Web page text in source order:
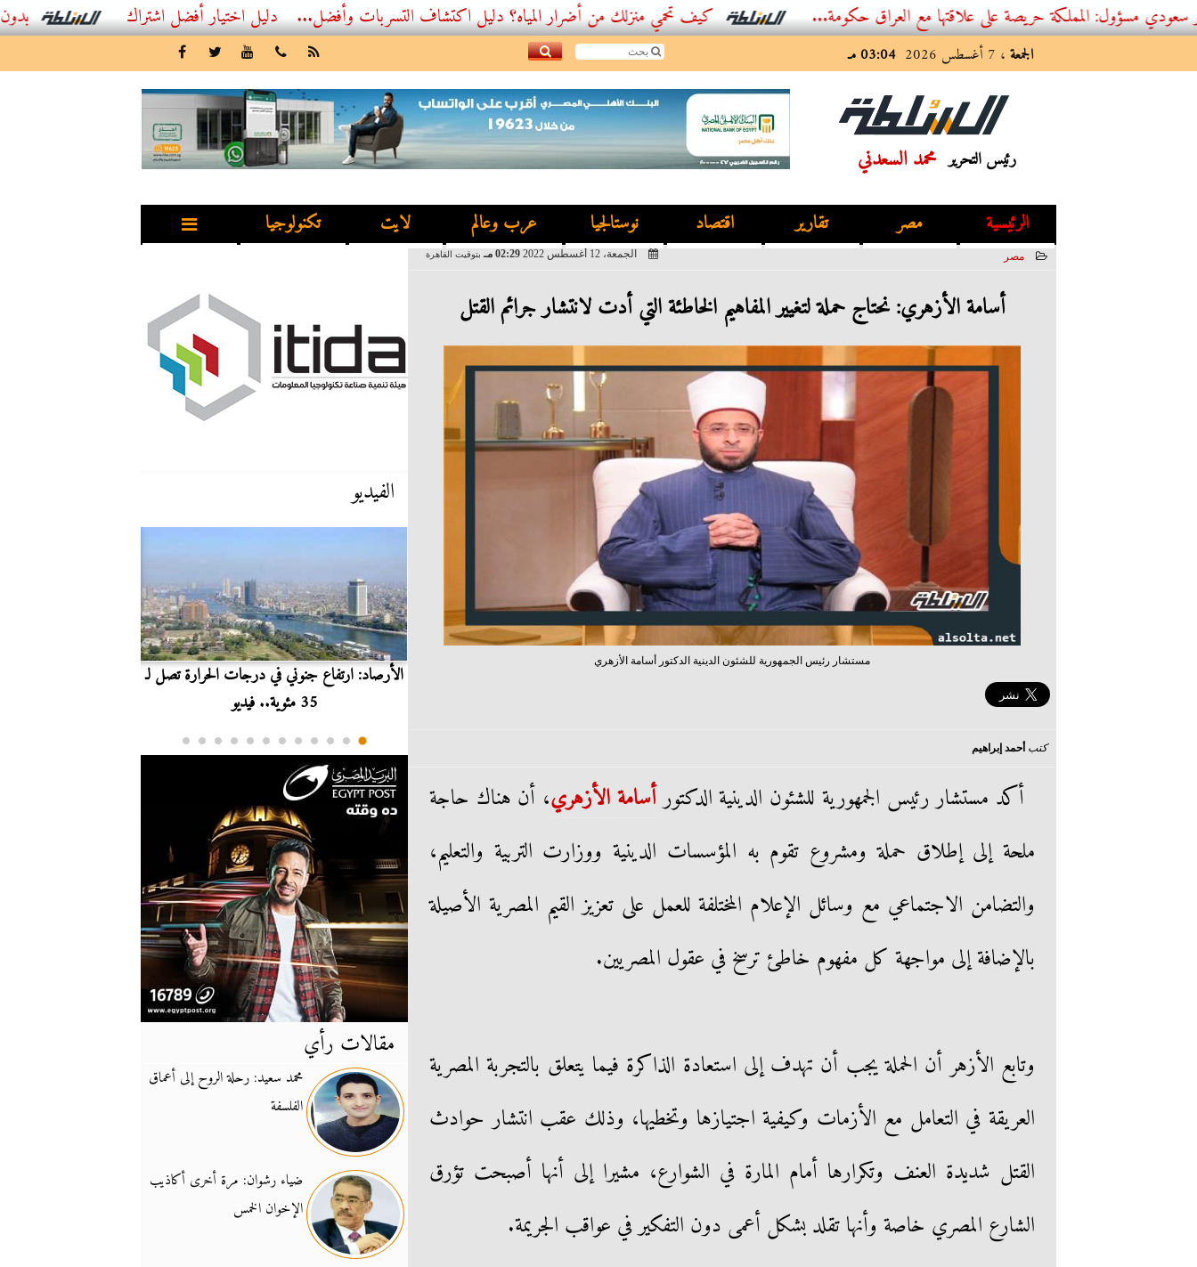
أفضل اشتراك IPTV بدون تقطيع 2026 – دليل المشاهد العصري المملكة حريصة على علاقتها مع العراق حكومة... كيف تحمي منزلك من أضرار المياه؟ دليل اكتشاف التسربات وأفضل...
الجمعة ، 7 أغسطس 2026 03:04 مـ
رئيس التحرير محمد السعدني
الرئيسية مصر تقارير اقتصاد نوستالجيا عرب وعالم لايت تكنولوجيا
مصر الجمعة، 12 أغسطس 2022 02:29 مـ بتوقيت القاهرة
أسامة الأزهري: نحتاج حملة لتغيير المفاهيم الخاطئة التي أدت لانتشار جرائم القتل
مستشار رئيس الجمهورية للشئون الدينية الدكتور أسامة الأزهري
كتب أحمد إبراهيم
أكد مستشار رئيس الجمهورية للشئون الدينية الدكتورأسامةالأزهري، أن هناك حاجة
ملحة إلى إطلاق حملة ومشروع تقوم به المؤسسات الدينية ووزارت التربية والتعليم،
والتضامن الاجتماعي مع وسائل الإعلام المختلفة للعمل على تعزيز القيم المصرية الأصيلة
بالإضافة إلى مواجهة كل مفهوم خاطئ ترسخ في عقول المصريين.
وتابع الأزهر أن الحملة يجب أن تهدف إلى استعادة الذاكرة فيما يتعلق بالتجربة المصرية
العريقة في التعامل مع الأزمات وكيفية اجتيازها وتخطيها، وذلك عقب انتشار حوادث
القتل شديدة العنف وتكرارها أمام المارة في الشوارع، مشيرا إلى أنها أصبحت تؤرق
الشارع المصري خاصة وأنها تقلد بشكل أعمى دون التفكير في عواقب الجريمة.
الفيديو
بث مباشر.. مباراة الزمالك وسيراميكا كليوباترا في
الأرصاد: ارتفاع جنوني في درجات الحرارة تصل لـ
35 مئوية.. فيديو
مقالات رأي
محمد سعيد: رحلة الروح إلى أعماق
الفلسفة
ضياء رشوان: مرة أخرى أكاذيب
الإخوان الخمس